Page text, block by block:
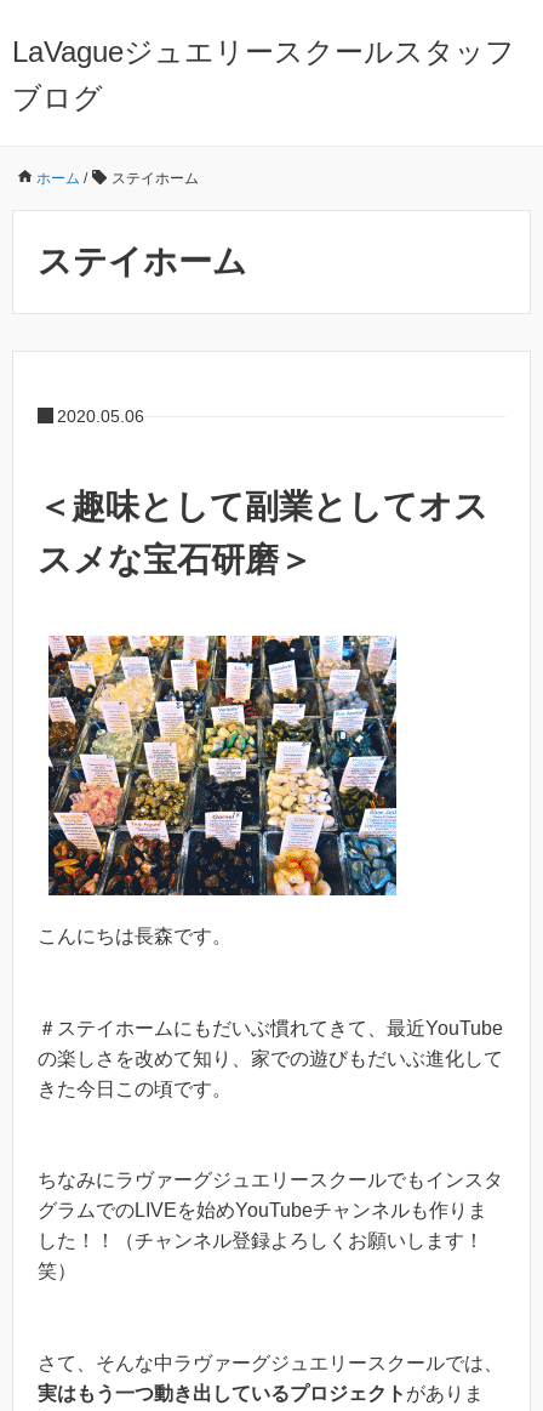
LaVagueジュエリースクールスタッフ
ブログ
ホーム / ステイホーム
ステイホーム
2020.05.06
＜趣味として副業としてオス
スメな宝石研磨＞
こんにちは長森です。
＃ステイホームにもだいぶ慣れてきて、最近YouTube
の楽しさを改めて知り、家での遊びもだいぶ進化して
きた今日この頃です。
ちなみにラヴァーグジュエリースクールでもインスタ
グラムでのLIVEを始めYouTubeチャンネルも作りま
した！！（チャンネル登録よろしくお願いします！
笑）
さて、そんな中ラヴァーグジュエリースクールでは、
実はもう一つ動き出しているプロジェクト がありま